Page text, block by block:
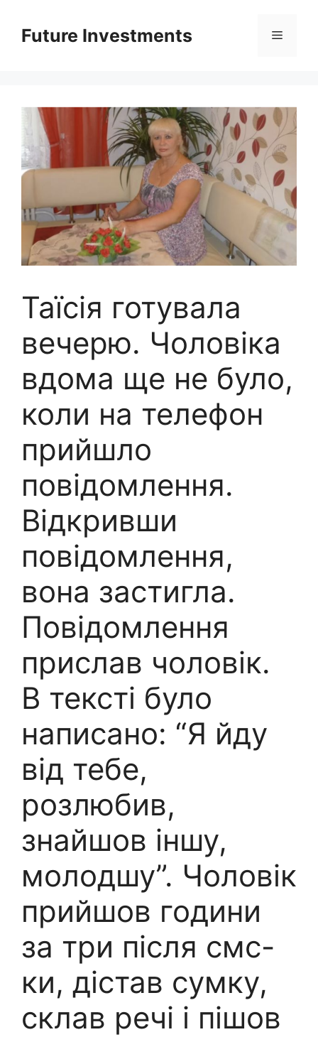
вмістуFuture Investments Меню
Таїсія готувала
вечерю. Чоловіка
вдома ще не було,
коли на телефон
прийшло
повідомлення.
Відкривши
повідомлення,
вона застигла.
Повідомлення
прислав чоловік.
В тексті було
написано: “Я йду
від тебе,
розлюбив,
знайшов іншу,
молодшу”. Чоловік
прийшов години
за три після смс-
ки, дістав сумку,
склав речі і пішов